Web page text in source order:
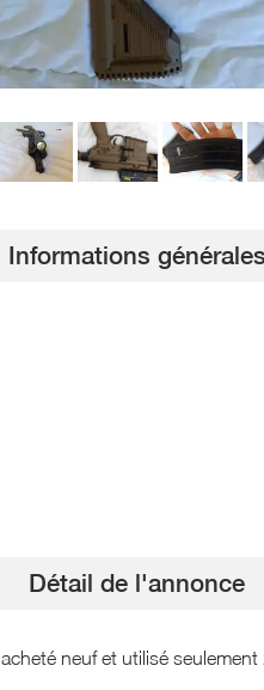
Informations générales
Détail de l'annonce
neuf et utilisé seulement